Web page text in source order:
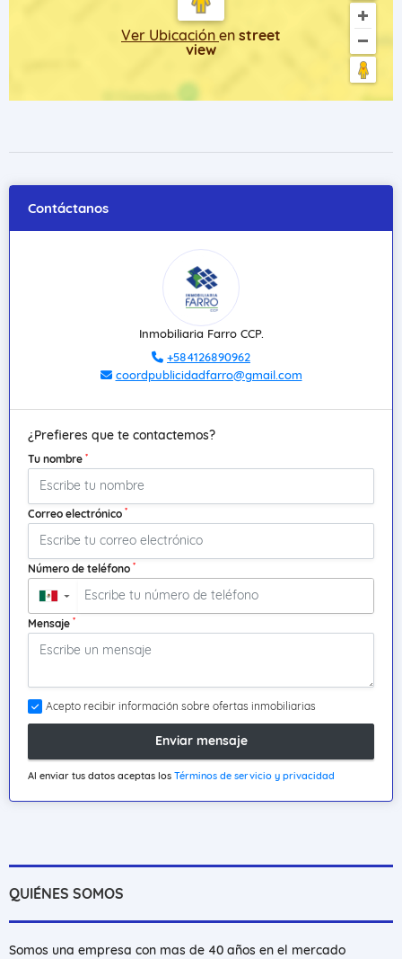
Ver Ubicación en street
view
Contáctanos
Inmobiliaria Farro CCP.
+584126890962
coordpublicidadfarro@gmail.com
¿Prefieres que te contactemos?
Tu nombre *
Correo electrónico *
Número de teléfono *
▼
Mensaje *
Acepto recibir información sobre ofertas inmobiliarias
Enviar mensaje
Al enviar tus datos aceptas los Términos de servicio y privacidad
QUIÉNES SOMOS
Somos una empresa con mas de 40 años en el mercado